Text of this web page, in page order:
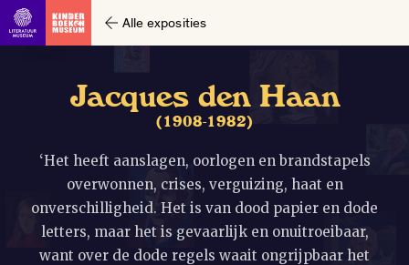
Alle exposities
Jacques den Haan
(1908-1982)
‘Het heeft aanslagen, oorlogen en brandstapels
overwonnen, crises, verguizing, haat en
onverschilligheid. Het is van dood papier en dode
letters, maar het is gevaarlijk en onuitroeibaar,
want over de dode regels waait ongrijpbaar het